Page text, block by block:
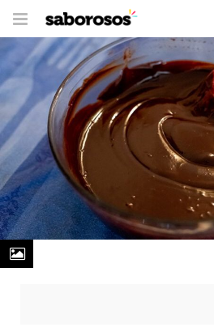
Trocar